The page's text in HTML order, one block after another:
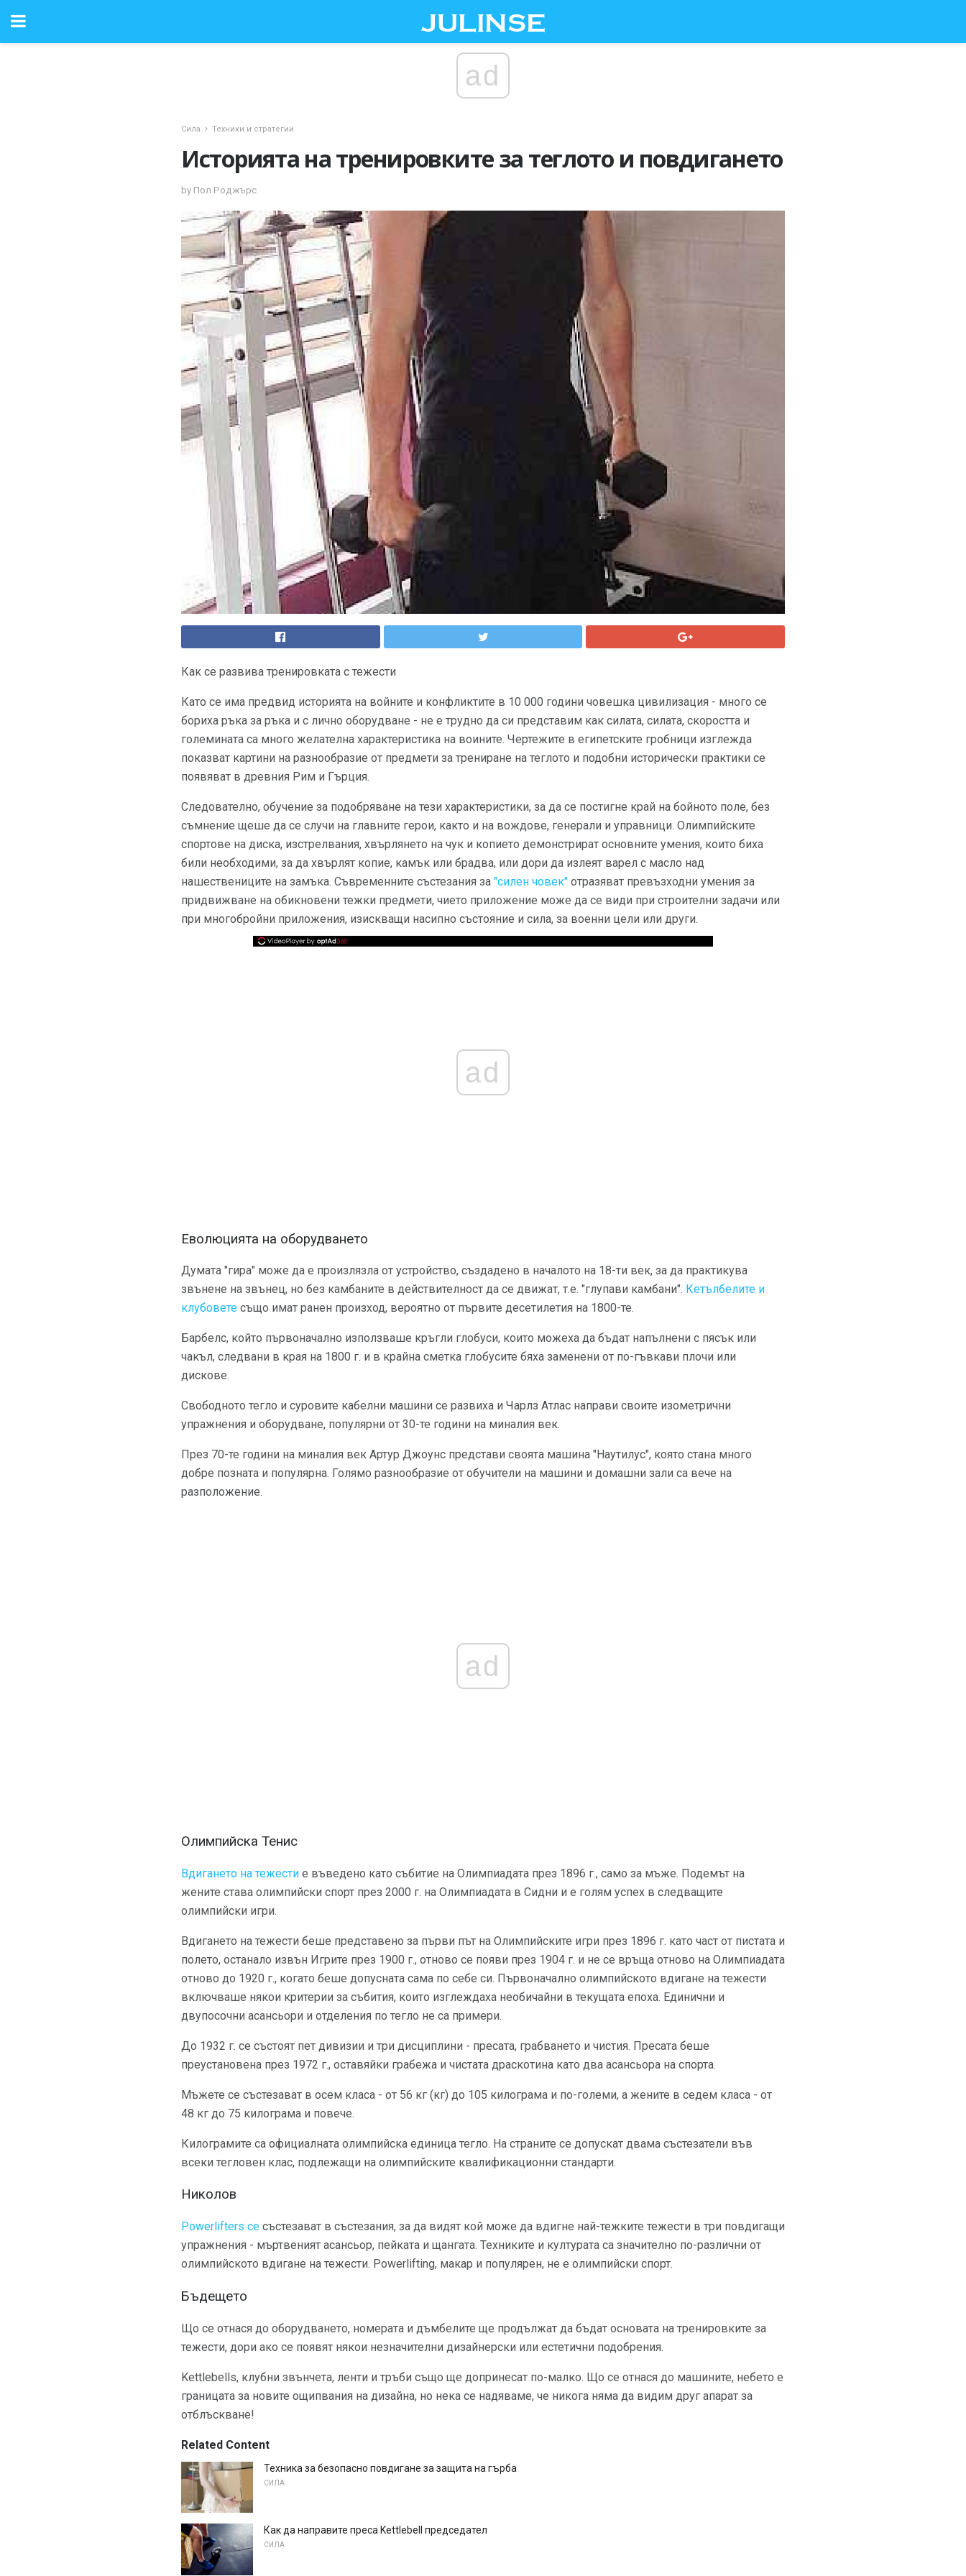
ad
Сила Техники и стратегии
Историята на тренировките за теглото и повдигането
by Пол Роджърс
Как се развива тренировката с тежести
Като се има предвид историята на войните и конфликтите в 10 000 години човешка цивилизация - много се
бориха ръка за ръка и с лично оборудване - не е трудно да си представим как силата, силата, скоростта и
големината са много желателна характеристика на воините. Чертежите в египетските гробници изглежда
показват картини на разнообразие от предмети за трениране на теглото и подобни исторически практики се
появяват в древния Рим и Гърция.
Следователно, обучение за подобряване на тези характеристики, за да се постигне край на бойното поле, без
съмнение щеше да се случи на главните герои, както и на вождове, генерали и управници. Олимпийските
спортове на диска, изстрелвания, хвърлянето на чук и копието демонстрират основните умения, които биха
били необходими, за да хвърлят копие, камък или брадва, или дори да излеят варел с масло над
нашествениците на замъка. Съвременните състезания за "силен човек" отразяват превъзходни умения за
придвижване на обикновени тежки предмети, чието приложение може да се види при строителни задачи или
при многобройни приложения, изискващи насипно състояние и сила, за военни цели или други.
ad
Еволюцията на оборудването
Думата "гира" може да е произлязла от устройство, създадено в началото на 18-ти век, за да практикува
звънене на звънец, но без камбаните в действителност да се движат, т.е. "глупави камбани". Кетълбелите и
клубовете също имат ранен произход, вероятно от първите десетилетия на 1800-те.
Барбелс, който първоначално използваше кръгли глобуси, които можеха да бъдат напълнени с пясък или
чакъл, следвани в края на 1800 г. и в крайна сметка глобусите бяха заменени от по-гъвкави плочи или
дискове.
Свободното тегло и суровите кабелни машини се развиха и Чарлз Атлас направи своите изометрични
упражнения и оборудване, популярни от 30-те години на миналия век.
През 70-те години на миналия век Артур Джоунс представи своята машина "Наутилус", която стана много
добре позната и популярна. Голямо разнообразие от обучители на машини и домашни зали са вече на
разположение.
ad
Олимпийска Тенис
Вдигането на тежести е въведено като събитие на Олимпиадата през 1896 г., само за мъже. Подемът на
жените става олимпийски спорт през 2000 г. на Олимпиадата в Сидни и е голям успех в следващите
олимпийски игри.
Вдигането на тежести беше представено за първи път на Олимпийските игри през 1896 г. като част от пистата и
полето, останало извън Игрите през 1900 г., отново се появи през 1904 г. и не се връща отново на Олимпиадата
отново до 1920 г., когато беше допусната сама по себе си. Първоначално олимпийското вдигане на тежести
включваше някои критерии за събития, които изглеждаха необичайни в текущата епоха. Единични и
двупосочни асансьори и отделения по тегло не са примери.
До 1932 г. се състоят пет дивизии и три дисциплини - пресата, грабването и чистия. Пресата беше
преустановена през 1972 г., оставяйки грабежа и чистата драскотина като два асансьора на спорта.
Мъжете се състезават в осем класа - от 56 кг (кг) до 105 килограма и по-големи, а жените в седем класа - от
48 кг до 75 килограма и повече.
Килограмите са официалната олимпийска единица тегло. На страните се допускат двама състезатели във
всеки тегловен клас, подлежащи на олимпийските квалификационни стандарти.
Николов
Powerlifters се състезават в състезания, за да видят кой може да вдигне най-тежките тежести в три повдигащи
упражнения - мъртвеният асансьор, пейката и щангата. Техниките и културата са значително по-различни от
олимпийското вдигане на тежести. Powerlifting, макар и популярен, не е олимпийски спорт.
Бъдещето
Що се отнася до оборудването, номерата и дъмбелите ще продължат да бъдат основата на тренировките за
тежести, дори ако се появят някои незначителни дизайнерски или естетични подобрения.
Kettlebells, клубни звънчета, ленти и тръби също ще допринесат по-малко. Що се отнася до машините, небето е
границата за новите ощипвания на дизайна, но нека се надяваме, че никога няма да видим друг апарат за
отблъскване!
Related Content
Техника за безопасно повдигане за защита на гърба
СИЛА
Как да направите преса Kettlebell председател
СИЛА